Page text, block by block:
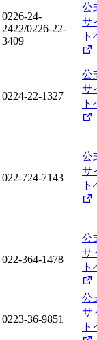
0226-24-
2422/0226-22-
3409
公
サ
ト
0224-22-1327
公
サ
ト
022-724-7143
公
サ
ト
022-364-1478
公
サ
ト
0223-36-9851
公
サ
ト